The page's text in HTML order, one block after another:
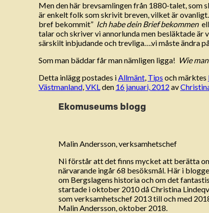
Men den här brevsamlingen från 1880-talet, som
är enkelt folk som skrivit breven, vilket är
bref bekommit” Ich habe dein Brief bekommen
talar och skriver vi annorlunda men besläktade
särskilt inbjudande och trevliga….vi måste ändra
Som man bäddar får man nämligen ligga! Wie
Detta inlägg postades iAllmänt, Tips och märktes
Västmanland,VKLden 16 januari, 2012 av
Ekomuseums blogg
Malin Andersson, verksamhetschef
Ni förstår att det finns mycket att berätta
närvarande ingår 68 besöksmål. Här i
om Bergslagens historia och om det
startade i oktober 2010 då Christina
som verksamhetschef 2013 till och med
Malin Andersson, oktober 2018.